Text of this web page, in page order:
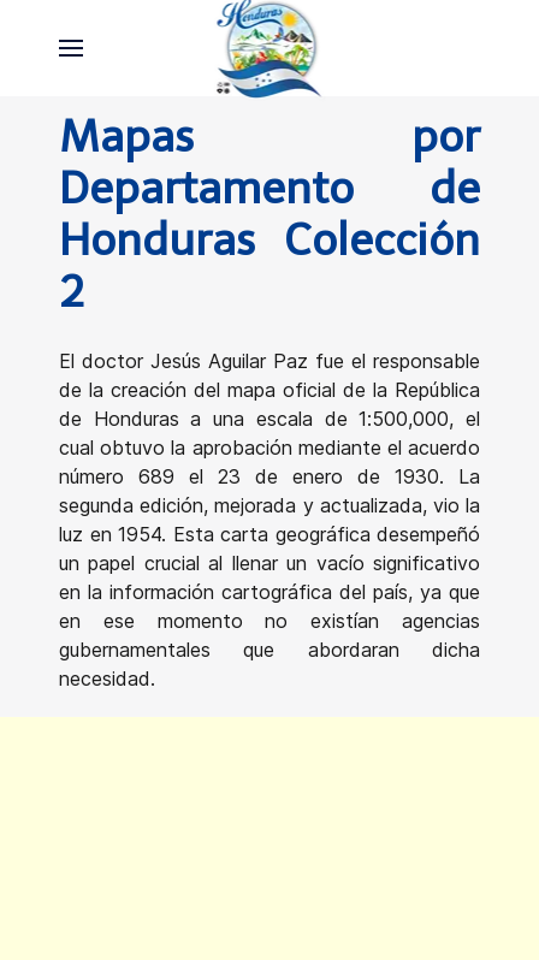
Mapas por
Departamento de
Honduras Colección
2
El doctor Jesús Aguilar Paz fue el responsable
de la creación del mapa oficial de la República
de Honduras a una escala de 1:500,000, el
cual obtuvo la aprobación mediante el acuerdo
número 689 el 23 de enero de 1930. La
segunda edición, mejorada y actualizada, vio la
luz en 1954. Esta carta geográfica desempeñó
un papel crucial al llenar un vacío significativo
en la información cartográfica del país, ya que
en ese momento no existían agencias
gubernamentales que abordaran dicha
necesidad.